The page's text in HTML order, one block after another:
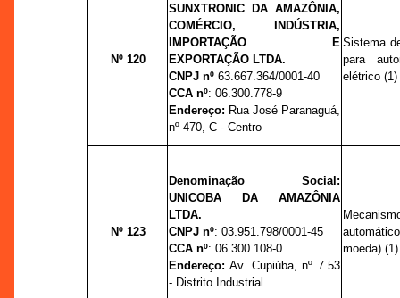
Nº 120
SUNXTRONIC DA AMAZÔNIA,
COMÉRCIO, INDÚSTRIA,
IMPORTAÇÃO E
EXPORTAÇÃO LTDA.
CNPJ nº63.667.364/0001-40
CCA nº:06.300.778-9
Endereço: Rua José Paranaguá,
nº 470, C - Centro
Sistema
para
elétrico (1)
Nº 123
Denominação Social:
UNICOBA DA AMAZÔNIA
LTDA.
CNPJ nº: 03.951.798/0001-45
CCA nº:06.300.108-0
Endereço: Av. Cupiúba,nº 7.53
- Distrito Industrial
moeda) (1)